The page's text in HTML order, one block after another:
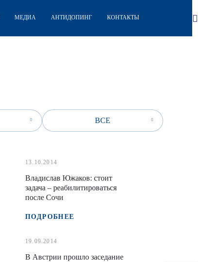
МЕДИА АНТИДОПИНГ КОНТАКТЫ
ВСЕ
13.10.2014
Владислав Южаков: стоит
задача – реабилитироваться
после Сочи
ПОДРОБНЕЕ
19.09.2014
В Австрии прошло заседание